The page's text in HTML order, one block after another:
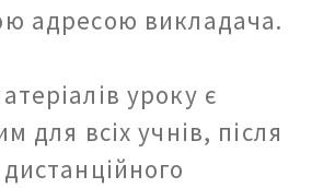
адресою викладача.
уроку є
для всіх учнів, після